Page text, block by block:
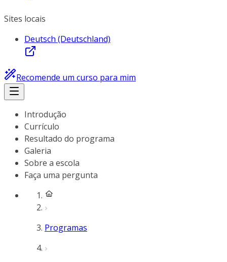
Sites locais
Deutsch (Deutschland)
Recomende um curso para mim
Introdução
Currículo
Resultado do programa
Galeria
Sobre a escola
Faça uma pergunta
Programas